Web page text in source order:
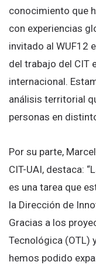
conocimiento que
con experiencias
invitado al WUF12
del trabajo del CIT
internacional.
análisis territorial
personas en
Por su parte,
CIT-UAI, destaca:
es una tarea que
la Dirección de
Gracias a los
Tecnológica (OTL)
hemos podido